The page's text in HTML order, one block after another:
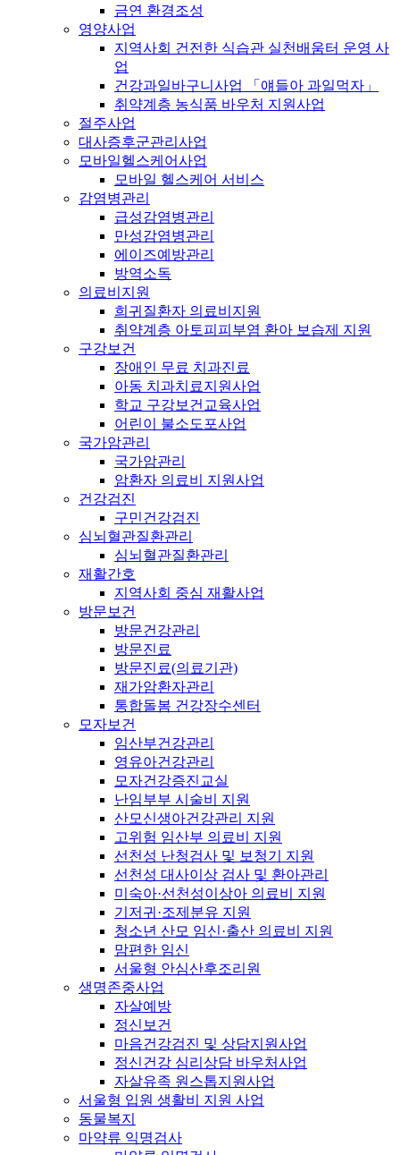
금연 환경조성
영양사업
지역사회 건전한 식습관 실천배움터 운영 사
업
건강과일바구니사업 「얘들아 과일먹자」
취약계층 농식품 바우처 지원사업
절주사업
대사증후군관리사업
모바일헬스케어사업
모바일 헬스케어 서비스
감염병관리
급성감염병관리
만성감염병관리
에이즈예방관리
방역소독
의료비지원
희귀질환자 의료비지원
취약계층 아토피피부염 환아 보습제 지원
구강보건
장애인 무료 치과진료
아동 치과치료지원사업
학교 구강보건교육사업
어린이 불소도포사업
국가암관리
국가암관리
암환자 의료비 지원사업
건강검진
구민건강검진
심뇌혈관질환관리
심뇌혈관질환관리
재활간호
지역사회 중심 재활사업
방문보건
방문건강관리
방문진료
방문진료(의료기관)
재가암환자관리
통합돌봄 건강장수센터
모자보건
임산부건강관리
영유아건강관리
모자건강증진교실
난임부부 시술비 지원
산모신생아건강관리 지원
고위험 임산부 의료비 지원
선천성 난청검사 및 보청기 지원
선천성 대사이상 검사 및 환아관리
미숙아·선천성이상아 의료비 지원
기저귀·조제분유 지원
청소년 산모 임신·출산 의료비 지원
맘편한 임신
서울형 안심산후조리원
생명존중사업
자살예방
정신보건
마음건강검진 및 상담지원사업
정신건강 심리상담 바우처사업
자살유족 원스톱지원사업
서울형 입원 생활비 지원 사업
동물복지
마약류 익명검사